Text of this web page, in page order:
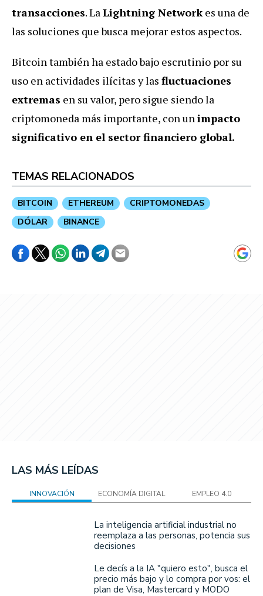
transacciones. LaLightning Networkes una de
las soluciones que busca mejorar estos aspectos.
Bitcoin también ha estado bajo escrutinio por su
uso en actividades ilícitas y las fluctuaciones
extremas en su valor, pero sigue siendo la
criptomoneda más importante, con unimpacto
significativo en el sector financiero global.
TEMAS RELACIONADOS
BITCOIN ETHEREUM
CRIPTOMONEDAS
DÓLAR
BINANCE
LAS MÁS LEÍDAS
INNOVACIÓN ECONOMÍA DIGITAL EMPLEO 4.0
La inteligencia artificial industrial no
reemplaza a las personas, potencia sus
decisiones
Le decís a la IA "quiero esto", busca el
precio más bajo y lo compra por vos: el
plan de Visa, Mastercard y MODO